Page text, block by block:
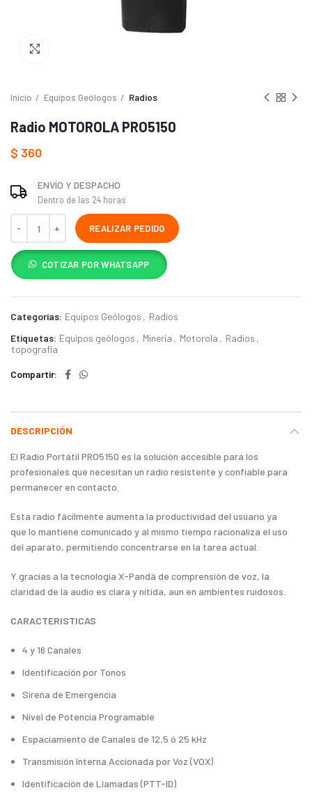
Inicio Equipos Geólogos Radios
Radio MOTOROLA PRO5150
$ 360
ENVÍO Y DESPACHO
Dentro de las 24 horas
REALIZAR PEDIDO
COTIZAR POR WHATSAPP
Categorías: Equipos Geólogos , Radios
Etiquetas: Equipos geólogos , Minería , Motorola , Radios ,
topografía
Compartir
DESCRIPCIÓN
El Radio Portátil PRO5150 es la solución accesible para los
profesionales que necesitan un radio resistente y confiable para
permanecer en contacto.
Esta radio fácilmente aumenta la productividad del usuario ya
que lo mantiene comunicado y al mismo tiempo racionaliza el uso
del aparato, permitiendo concentrarse en la tarea actual.
Y gracias a la tecnología X-Pandä de comprensión de voz, la
claridad de la audio es clara y nítida, aun en ambientes ruidosos.
CARACTERISTICAS
4 y 16 Canales
Identificación por Tonos
Sirena de Emergencia
Nivel de Potencia Programable
Espaciamiento de Canales de 12,5 ó 25 kHz
Transmisión Interna Accionada por Voz (VOX)
Identificación de Llamadas (PTT-ID)